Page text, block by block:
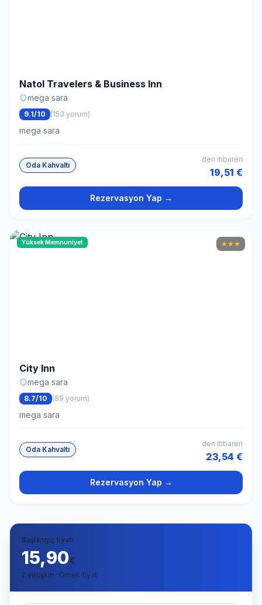
Natol Travelers & Business Inn
mega sara
9.1/10 (153 yorum)
mega sara
Oda Kahvaltı
den itibaren
19,51 €
Rezervasyon Yap →
Yüksek Memnuniyet ★★★
City Inn
mega sara
8.7/10 (89 yorum)
mega sara
Oda Kahvaltı
den itibaren
23,54 €
Rezervasyon Yap →
Başlangıç fiyatı
15,90€
2 yetişkin · Örnek fiyat